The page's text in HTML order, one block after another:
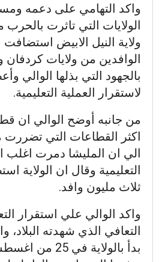
واكد التهامي على دعمه
الولايات التي تاثرت
ولاية النيل الابيض
الوافدين من ولايات كردفان
بالجهود التي بذلها الوالي
لاستقرار العملية التعليمية.
من جانبه أوضح الوالي ان
اكثر القطاعات التي
الي ان المليشا دمرت
التعليمية وقال ان الولاية
ثلاث مليون وافد.
واكد الوالي علي استقرار
التعافي الذي شهدته البلاد،
بدأ بالولاية في